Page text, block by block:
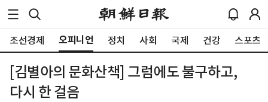
조선경제 오피니언 정치 사회 국제 건강 스포츠
[김별아의 문화산책] 그럼에도 불구하고,
다시 한 걸음